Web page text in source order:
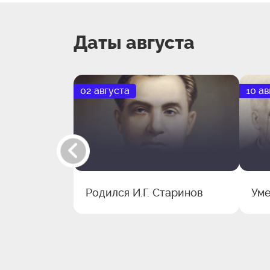
Даты августа
02 августа
Родился И.Г. Старинов
10